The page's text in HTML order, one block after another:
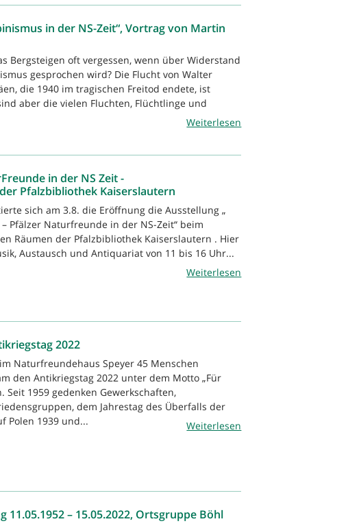
in der NS-Zeit“, Vortrag von Martin
Bergsteigen oft vergessen, wenn über Widerstand
gesprochen wird? Die Flucht von Walter
die 1940 im tragischen Freitod endete, ist
aber die vielen Fluchten, Flüchtlinge und
Weiterlesen
in der NS Zeit -
Pfalzbibliothek Kaiserslautern
sich am 3.8. die Eröffnung die Ausstellung „
Pfälzer Naturfreunde in der NS-Zeit“ beim
Räumen der Pfalzbibliothek Kaiserslautern . Hier
Austausch und Antiquariat von 11 bis 16 Uhr...
Weiterlesen
2022
Naturfreundehaus Speyer 45 Menschen
den Antikriegstag 2022 unter dem Motto „Für
Seit 1959 gedenken Gewerkschaften,
dem Jahrestag des Überfalls der
Polen 1939 und...
Weiterlesen
– 15.05.2022, Ortsgruppe Böhl